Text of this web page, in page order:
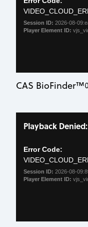
Session ID: 2026-08-
Player Element ID:
CAS BioFinder™
modal
Playback
Error Code:
Session ID: 2026-08-
Player Element ID: